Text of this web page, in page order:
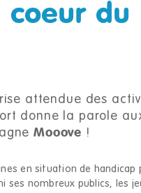
coeur du
attendue des
donne la parole
Mooove !
en situation de handicap
ses nombreux publics, les